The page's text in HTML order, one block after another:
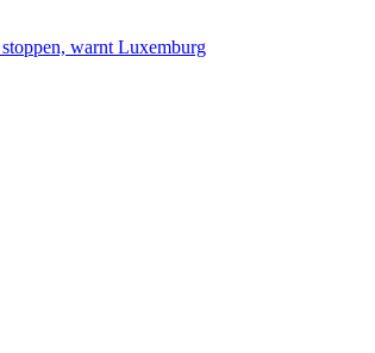
warnt Luxemburg